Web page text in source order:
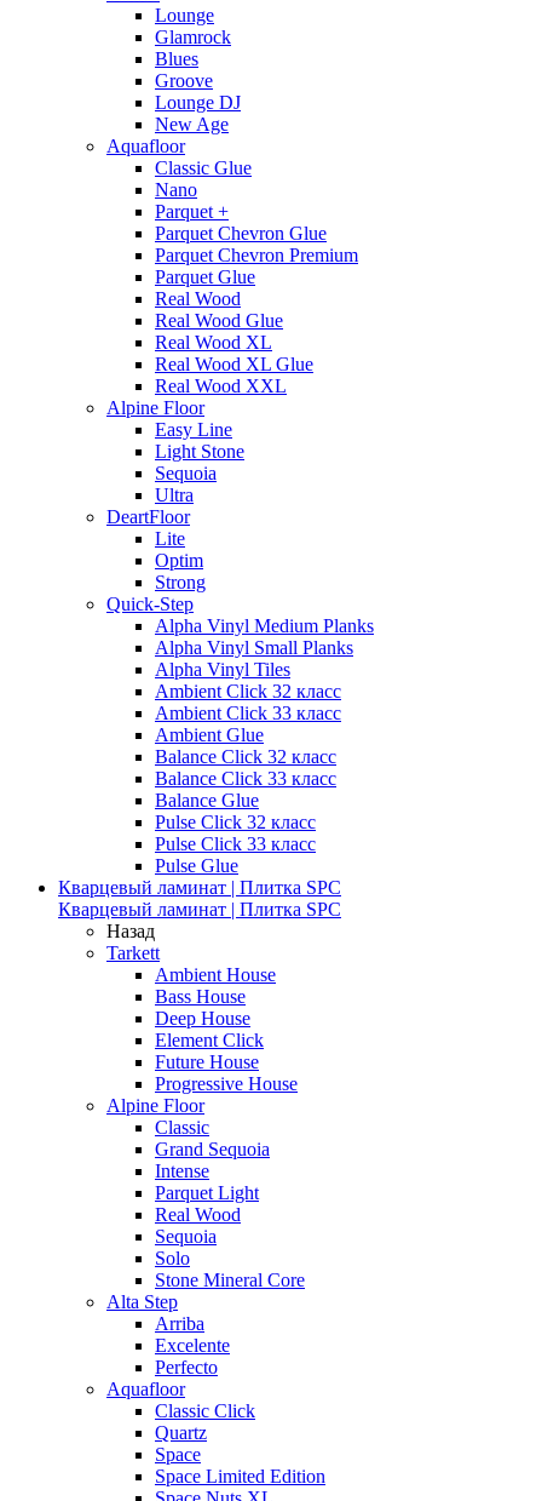
Lounge
Glamrock
Blues
Groove
Lounge DJ
New Age
Aquafloor
Classic Glue
Nano
Parquet +
Parquet Chevron Glue
Parquet Chevron Premium
Parquet Glue
Real Wood
Real Wood Glue
Real Wood XL
Real Wood XL Glue
Real Wood XXL
Alpine Floor
Easy Line
Light Stone
Sequoia
Ultra
DeartFloor
Lite
Optim
Strong
Quick-Step
Alpha Vinyl Medium Planks
Alpha Vinyl Small Planks
Alpha Vinyl Tiles
Ambient Click 32 класс
Ambient Click 33 класс
Ambient Glue
Balance Click 32 класс
Balance Click 33 класс
Balance Glue
Pulse Click 32 класс
Pulse Click 33 класс
Pulse Glue
Кварцевый ламинат | Плитка SPC
Кварцевый ламинат | Плитка SPC
Назад
Tarkett
Ambient House
Bass House
Deep House
Element Click
Future House
Progressive House
Alpine Floor
Classic
Grand Sequoia
Intense
Parquet Light
Real Wood
Sequoia
Solo
Stone Mineral Core
Alta Step
Arriba
Excelente
Perfecto
Aquafloor
Classic Click
Quartz
Space
Space Limited Edition